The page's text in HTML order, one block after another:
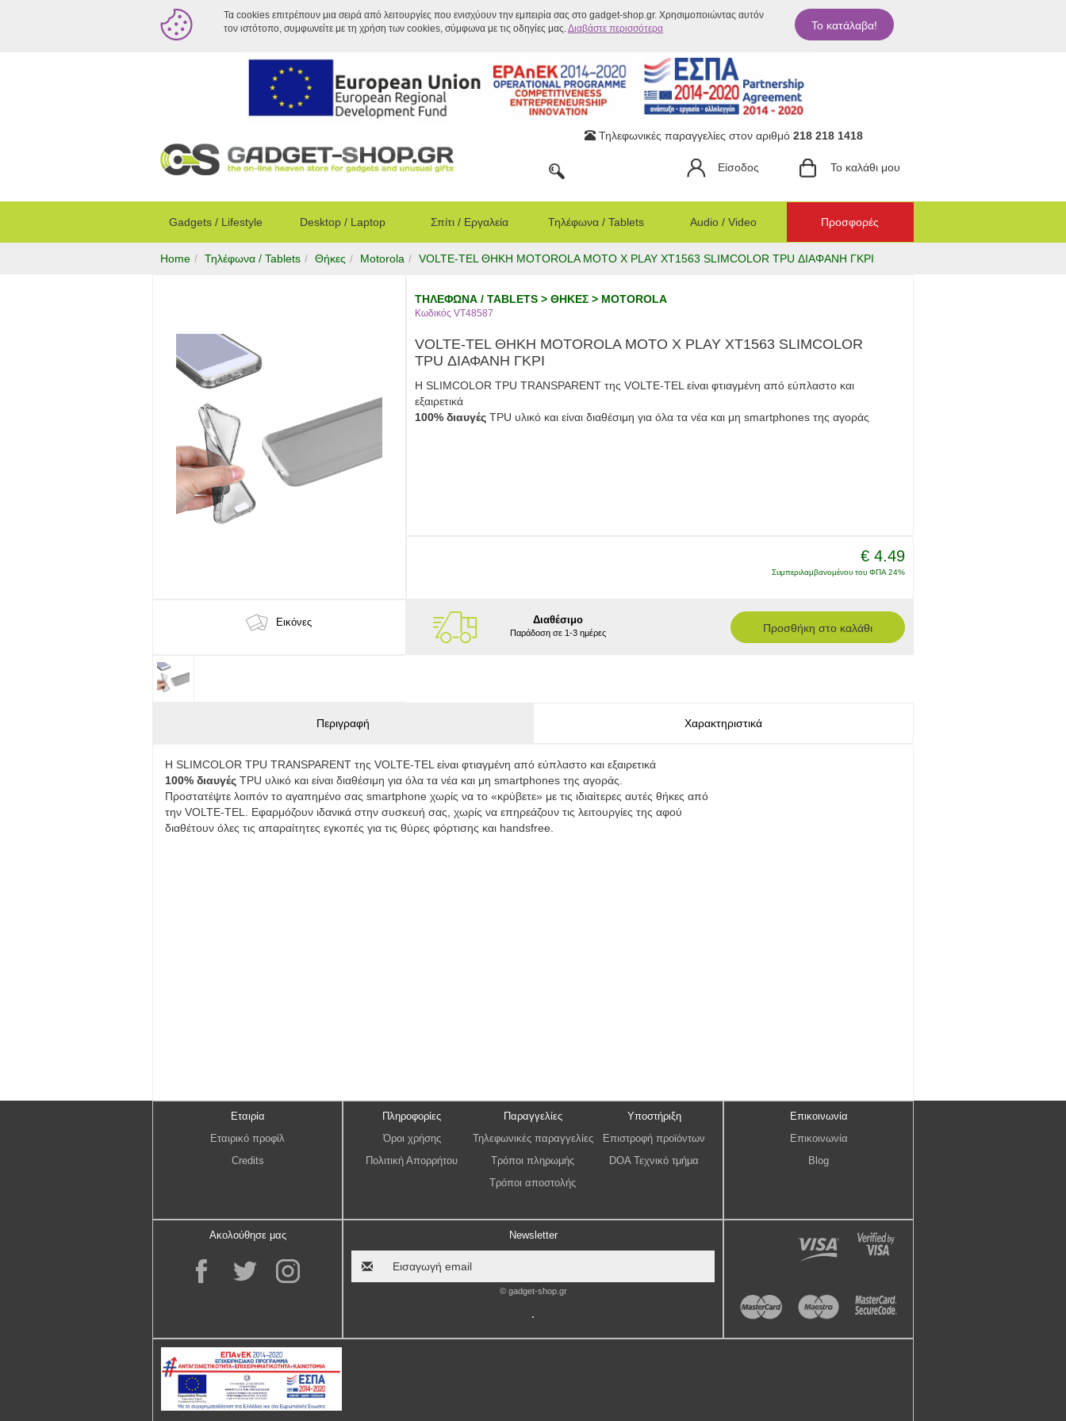
Τα cookies επιτρέπουν μια σειρά από λειτουργίες που ενισχύουν την εμπειρία σας στο gadget-shop.gr. Χρησιμοποιώντας αυτόν
τον ιστότοπο, συμφωνείτε με τη χρήση των cookies, σύμφωνα με τις οδηγίες μας.Διαβάστε περισσότερα Το κατάλαβα!
Τηλεφωνικές παραγγελίες στον αριθμό 218 218 1418
Είσοδος Το καλάθι μου
Gadgets / Lifestyle Desktop / Laptop Σπίτι / Εργαλεία Τηλέφωνα / Tablets Audio / Video Προσφορές
Home Τηλέφωνα / Tablets Θήκες Motorola VOLTE-TEL ΘΗΚΗ MOTOROLA MOTO X PLAY XT1563 SLIMCOLOR TPU ΔΙΑΦΑΝΗ ΓΚΡΙ
Εικόνες
ΤΗΛΕΦΩΝΑ / TABLETS > ΘΗΚΕΣ > MOTOROLA
Κωδικός VT48587
VOLTE-TEL ΘΗΚΗ MOTOROLA MOTO X PLAY XT1563 SLIMCOLOR
TPU ΔΙΑΦΑΝΗ ΓΚΡΙ
Η SLIMCOLOR TPU TRANSPARENT της VOLTE-TEL είναι φτιαγμένη από εύπλαστο και
εξαιρετικά
100% διαυγέςTPU υλικό και είναι διαθέσιμη για όλα τα νέα και μη smartphones της αγοράς
€ 4.49
Συμπεριλαμβανομένου του ΦΠΑ 24%
Διαθέσιμο
Παράδοση σε 1-3 ημέρες Προσθήκη στο καλάθι
Περιγραφή Χαρακτηριστικά
Η SLIMCOLOR TPU TRANSPARENT της VOLTE-TEL είναι φτιαγμένη από εύπλαστο και εξαιρετικά
100% διαυγές TPU υλικό και είναι διαθέσιμη για όλα τα νέα και μη smartphones της αγοράς.
Προστατέψτε λοιπόν το αγαπημένο σας smartphone χωρίς να το «κρύβετε» με τις ιδιαίτερες αυτές θήκες από
την VOLTE-TEL. Εφαρμόζουν ιδανικά στην συσκευή σας, χωρίς να επηρεάζουν τις λειτουργίες της αφού
διαθέτουν όλες τις απαραίτητες εγκοπές για τις θύρες φόρτισης και handsfree.
Εταιρία
Εταιρικό προφίλ
Credits
Πληροφορίες
Όροι χρήσης
Πολιτική Απορρήτου
Παραγγελίες
Τηλεφωνικές παραγγελίες
Τρόποι πληρωμής
Τρόποι αποστολής
Υποστήριξη
Επιστροφή προϊόντων
DOA Τεχνικό τμήμα
Επικοινωνία
Επικοινωνία
Blog
Ακολούθησε μας Newsletter
© gadget-shop.gr
.